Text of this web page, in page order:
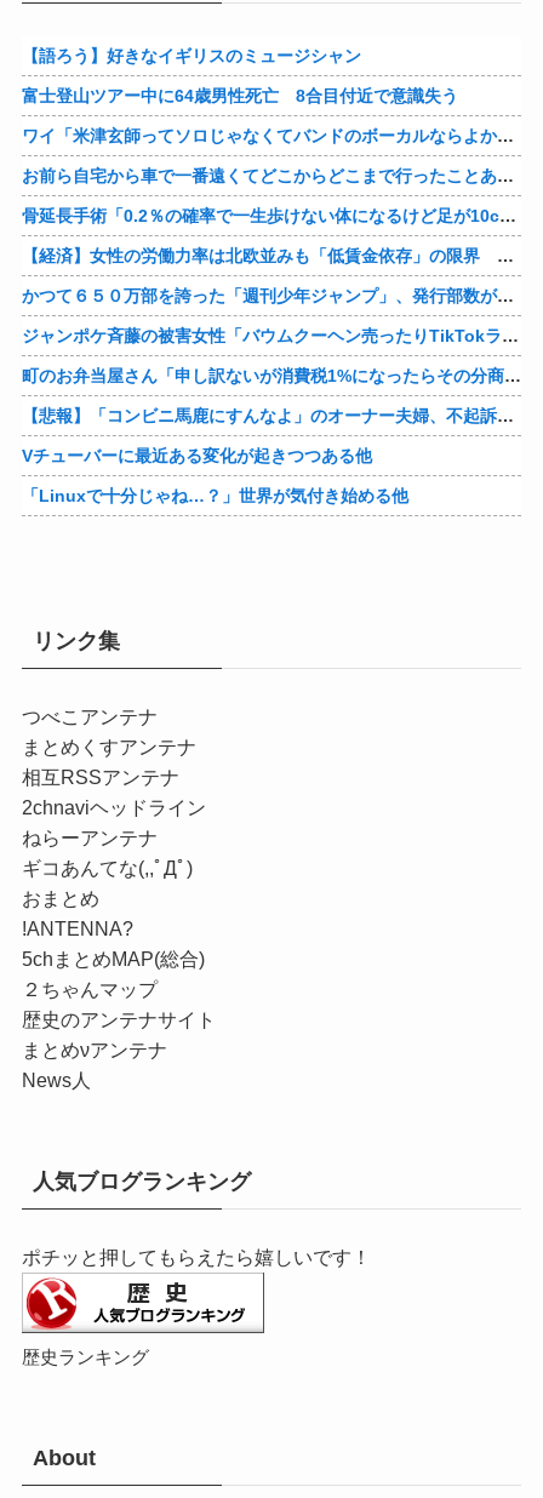
【語ろう】好きなイギリスのミュージシャン
富士登山ツアー中に64歳男性死亡 8合目付近で意識失う
ワイ「米津玄師ってソロじゃなくてバンドのボーカルならよかったよね」
お前ら自宅から車で一番遠くてどこからどこまで行ったことある？
骨延長手術「0.2％の確率で一生歩けない体になるけど足が10cm伸びます」←コスパ良すぎるだろ
【経済】女性の労働力率は北欧並みも「低賃金依存」の限界 団塊世代の完全引退で、企業が迫られる“最後の選択”
かつて６５０万部を誇った「週刊少年ジャンプ」、発行部数が初の100万部割れ
ジャンポケ斉藤の被害女性「バウムクーヘン売ったりTikTokライブしててムカついたから示談しなかった」
町のお弁当屋さん「申し訳ないが消費税1%になったらその分商品代を値上げするわ」 「うちも！」
【悲報】「コンビニ馬鹿にすんなよ」のオーナー夫婦、不起訴ｗｗｗｗｗｗｗｗ
Vチューバーに最近ある変化が起きつつある他
「Linuxで十分じゃね…？」世界が気付き始める他
リンク集
つべこアンテナ
まとめくすアンテナ
相互RSSアンテナ
2chnaviヘッドライン
ねらーアンテナ
ギコあんてな(,,ﾟДﾟ)
おまとめ
!ANTENNA?
5chまとめMAP(総合)
２ちゃんマップ
歴史のアンテナサイト
まとめνアンテナ
News人
人気ブログランキング
ポチッと押してもらえたら嬉しいです！
歴史ランキング
About